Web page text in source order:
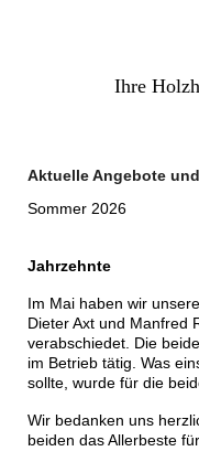
Ihre
Aktuelle Angebote
Sommer 2026
Jahrzehnte
Im Mai haben wir
Dieter Axt und Manfred
verabschiedet. Die
im Betrieb tätig. Was
sollte, wurde für die
Wir bedanken uns
beiden das Allerbeste